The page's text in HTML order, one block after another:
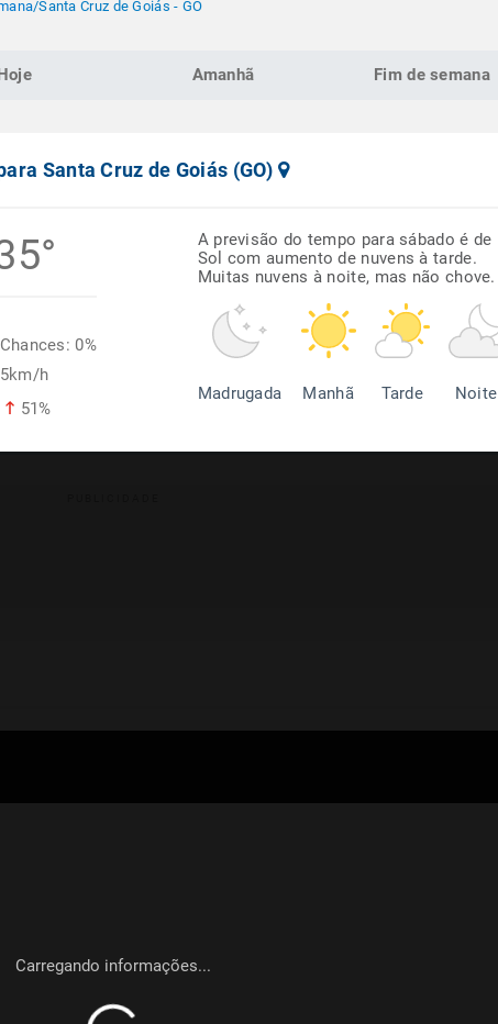
/Santa Cruz de Goiás - GO
Amanhã Fim de semana
Santa Cruz de Goiás (GO)
Chances: 0%
5km/h
51%
A previsão do tempo para sábado é de
Sol com aumento de nuvens à tarde.
Muitas nuvens à noite, mas não chove.
Madrugada Manhã Tarde Noite